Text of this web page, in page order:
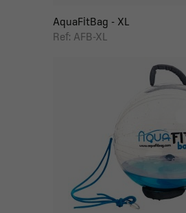
AquaFitBag - XL
Ref: AFB-XL